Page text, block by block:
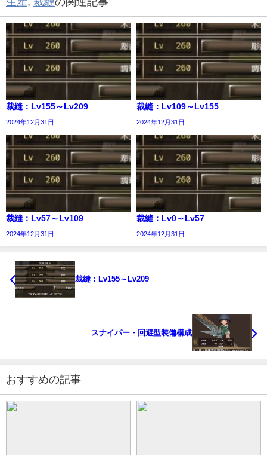
裁縫：Lv155～Lv209
2024年12月31日
裁縫：Lv109～Lv155
2024年12月31日
裁縫：Lv57～Lv109
2024年12月31日
裁縫：Lv0～Lv57
2024年12月31日
裁縫：Lv155～Lv209
スナイパー・回避型装備構成
おすすめの記事